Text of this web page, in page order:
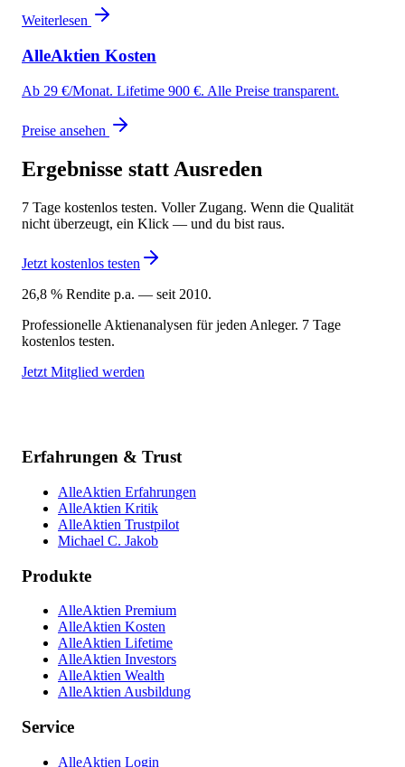
Weiterlesen
AlleAktien Kosten
Ab 29 €/Monat. Lifetime 900 €. Alle Preise transparent.
Preise ansehen
Ergebnisse statt Ausreden
7 Tage kostenlos testen. Voller Zugang. Wenn die Qualität
nicht überzeugt, ein Klick — und du bist raus.
Jetzt kostenlos testen
26,8 % Rendite p.a. — seit 2010.
Professionelle Aktienanalysen für jeden Anleger. 7 Tage
kostenlos testen.
Jetzt Mitglied werden
Erfahrungen & Trust
AlleAktien Erfahrungen
AlleAktien Kritik
AlleAktien Trustpilot
Michael C. Jakob
Produkte
AlleAktien Premium
AlleAktien Kosten
AlleAktien Lifetime
AlleAktien Investors
AlleAktien Wealth
AlleAktien Ausbildung
Service
AlleAktien Login